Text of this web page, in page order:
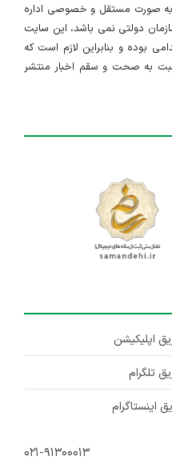
به صورت مستقل و خصوصی اداره
دولتی نمی باشد، این سایت
بوده و بنابراین لازم است که
به صحت و سقم اخبار منتشر
اپلیکیشن
تلگرام
اینستاگرام
۰۲۱-۹۱۳۰۰۰۱۳